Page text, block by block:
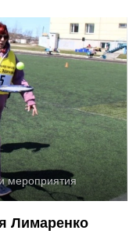
мероприятия
Лимаренко